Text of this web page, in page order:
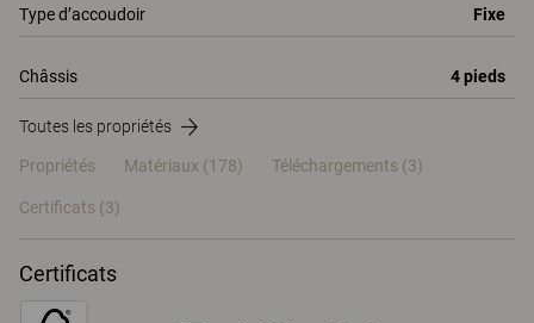
Type d’accoudoir Fixe
Châssis 4 pieds
Toutes les propriétés
Propriétés Matériaux (178) Téléchargements (3)
Certificats (3)
Certificats